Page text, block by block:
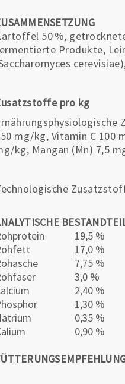
50 %,
Produkte,
pro kg
mg/kg, Vitamin C 100
kg, Mangan (Mn) 7,5
19,5 %
17,0 %
7,75 %
3,0 %
2,40 %
1,30 %
0,35 %
0,90 %